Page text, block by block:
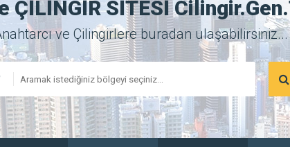
ÇİLİNGİR SİTESİ
ve Çilingirlere buradan ulaşabilirsiniz...